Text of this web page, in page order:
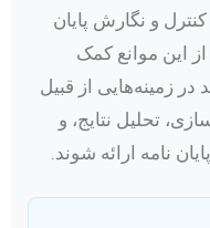
و نگارش پایان
از این موانع کمک
در زمینه‌هایی از قبیل
تحلیل نتایج، و
نامه ارائه شوند.